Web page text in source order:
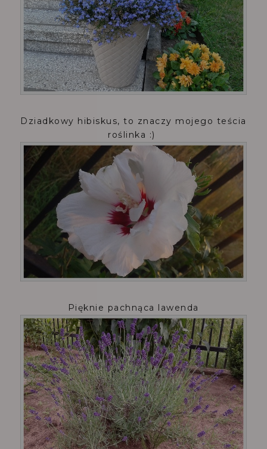
Dziadkowy hibiskus, to znaczy mojego teścia
roślinka :)
Pięknie pachnąca lawenda